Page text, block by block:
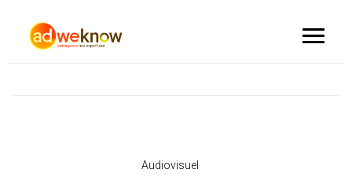
Audiovisuel